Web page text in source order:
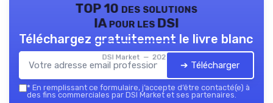
TOP 10 des solutions
IA pour les DSI
DSI Market — 2026
Téléchargez gratuitement le livre blanc
➔ Télécharger
* En remplissant ce formulaire, j’accepte d’être contacté(e) à
des fins commerciales par DSI Market et ses partenaires.